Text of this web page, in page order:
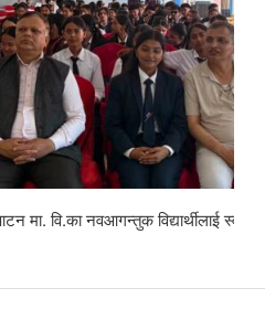
केशवशरण